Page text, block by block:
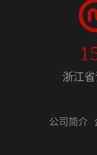
浙江
公司简介